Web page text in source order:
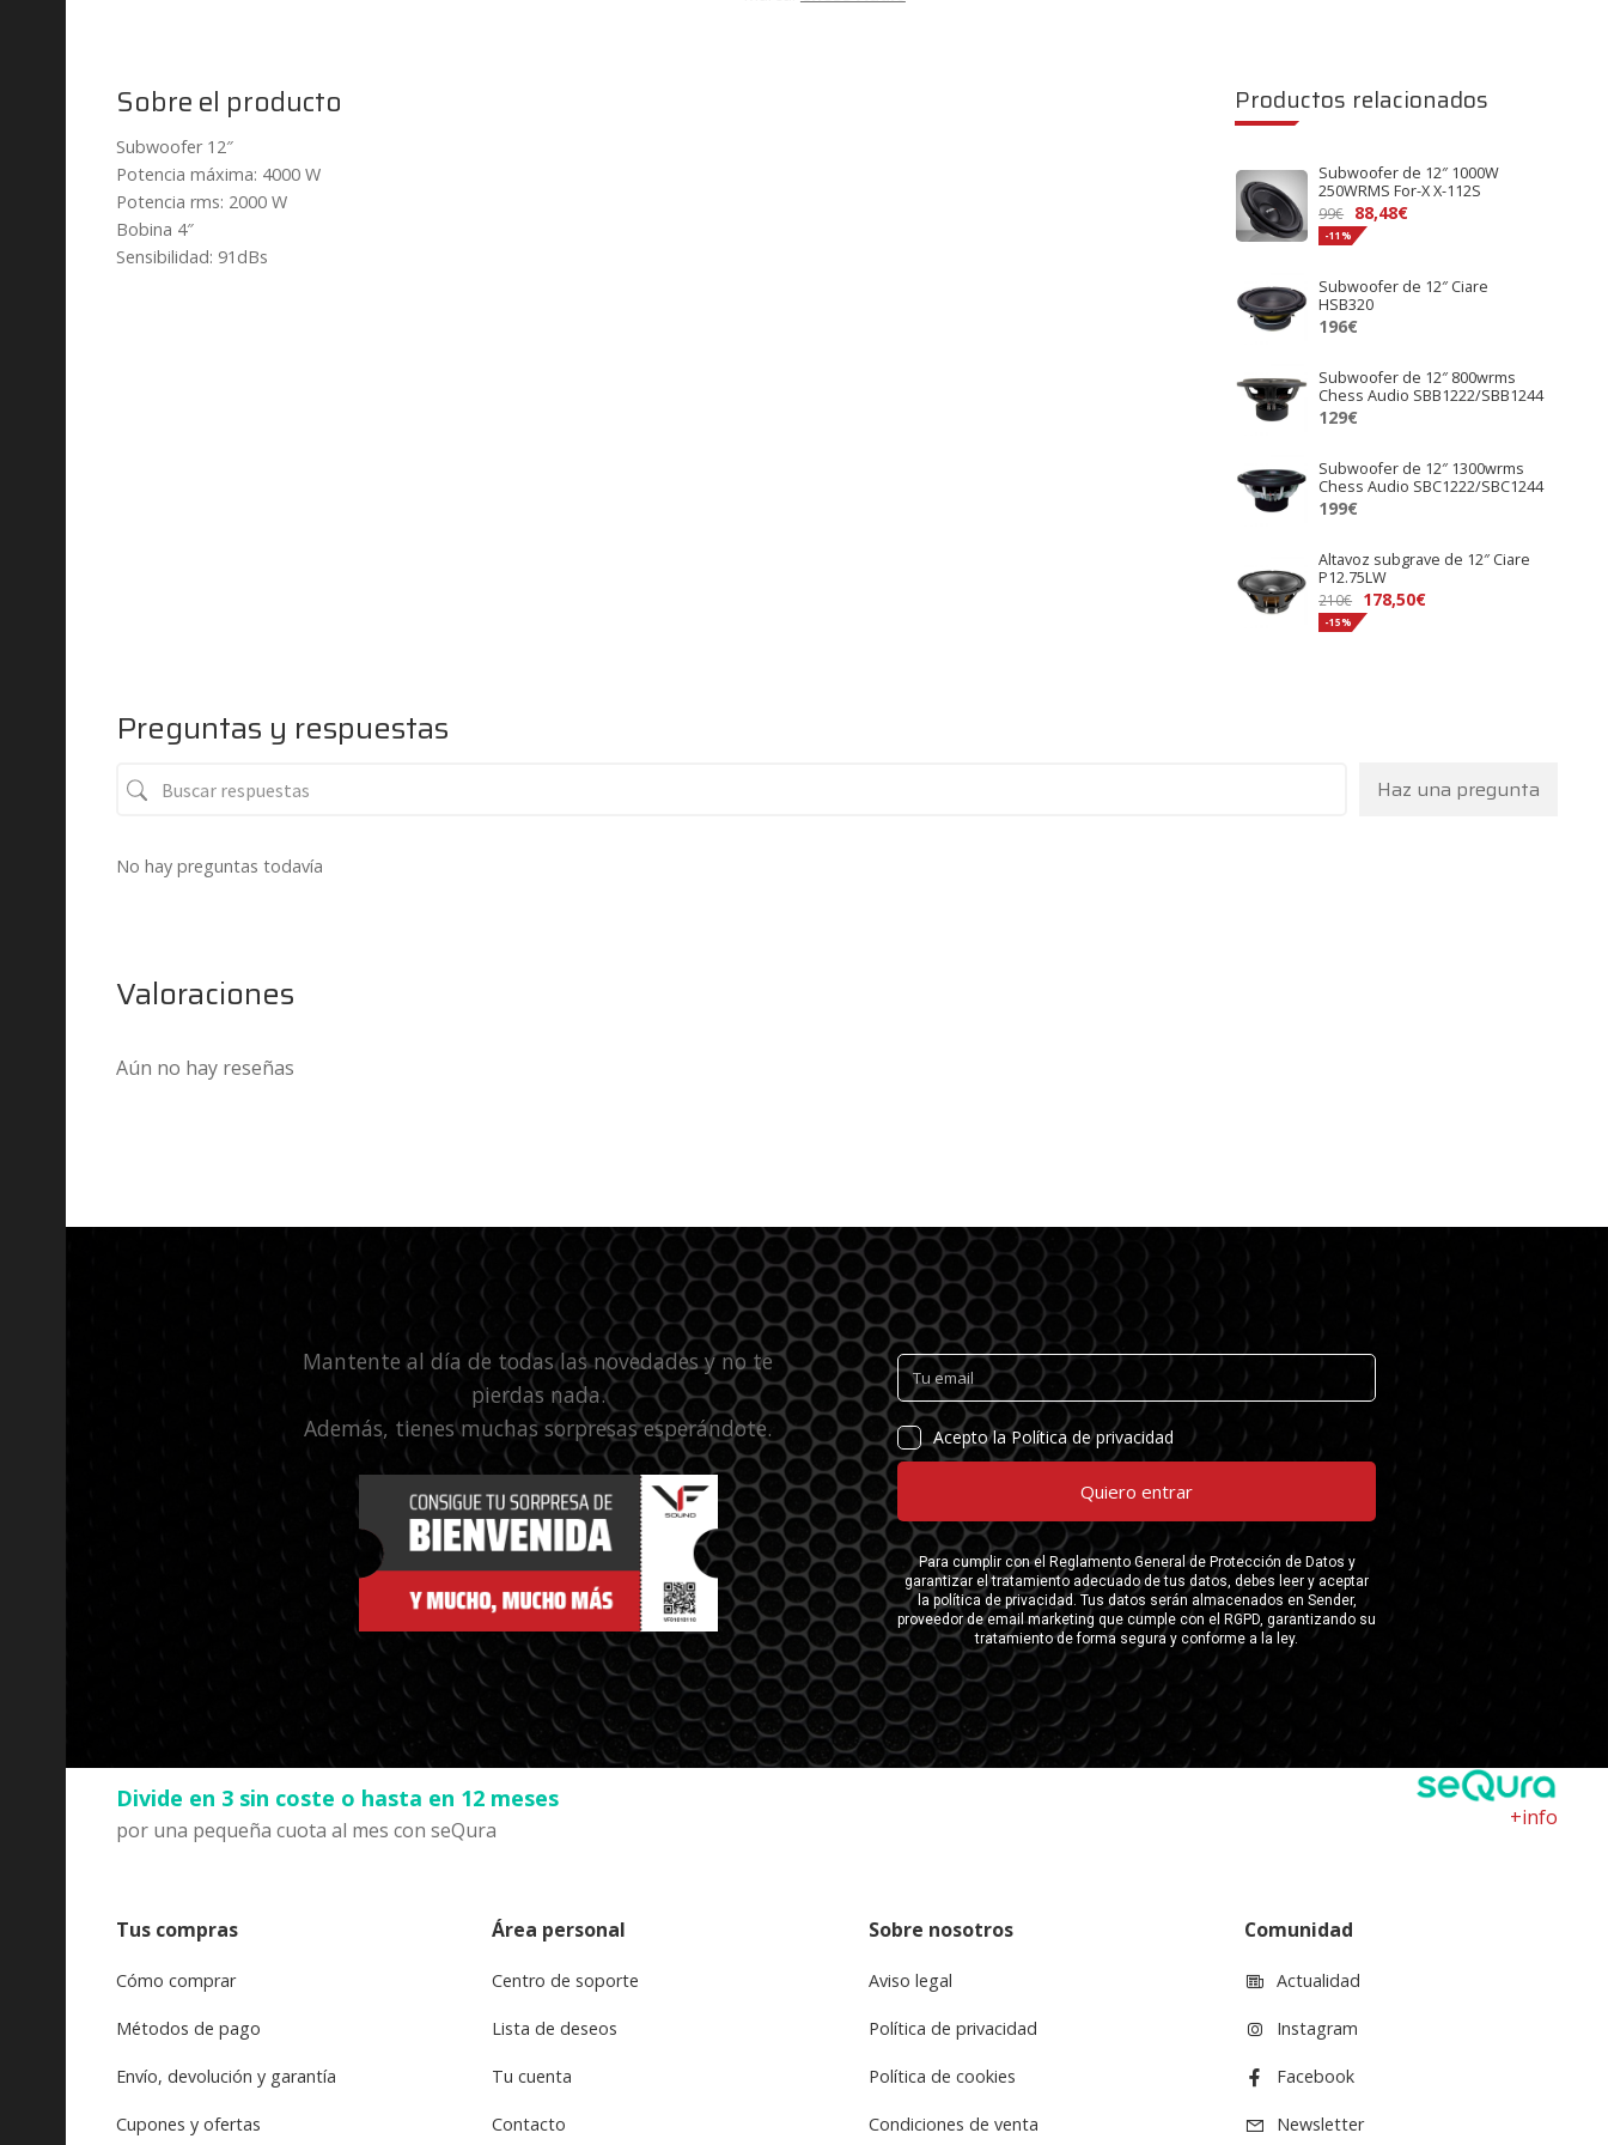
cantidad
Sobre el producto
Subwoofer 12″
Potencia máxima: 4000 W
Potencia rms: 2000 W
Bobina 4″
Sensibilidad: 91dBs
Productos relacionados
Subwoofer de 12″ 1000W
250WRMS For-X X-112S
99€
El
precio
era:
99€.
88,48€El
es:
-11%
Subwoofer de 12″ Ciare
HSB320
196€
Subwoofer de 12″ 800wrms
Chess Audio SBB1222/SBB1244
129€
Subwoofer de 12″ 1300wrms
Chess Audio SBC1222/SBC1244
199€
Altavoz subgrave de 12″ Ciare
P12.75LW
210€ 178,50€
-15%
Preguntas y respuestas
Haz una pregunta
No hay preguntas todavía
Valoraciones
Aún no hay reseñas
Mantente al día de todas las novedades y no te
pierdas nada.
Además, tienes muchas sorpresas esperándote.
Divide en 3 sin coste o hasta en 12 meses
por una pequeña cuota al mes con seQura
+info
Tus compras
Cómo comprar
Métodos de pago
Envío, devolución y garantía
Cupones y ofertas
Área personal
Centro de soporte
Lista de deseos
Tu cuenta
Contacto
Sobre nosotros
Aviso legal
Política de privacidad
Política de cookies
Condiciones de venta
Comunidad
Actualidad
Instagram
Facebook
Newsletter